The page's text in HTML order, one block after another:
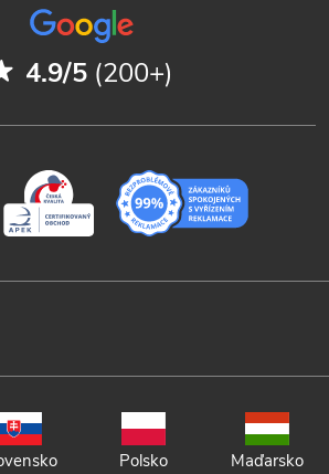
4.9/5 (200+)
Polsko Maďarsko